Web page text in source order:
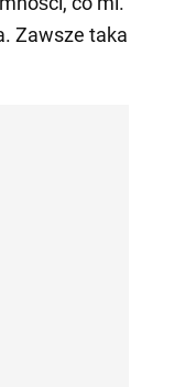
Zawsze taka